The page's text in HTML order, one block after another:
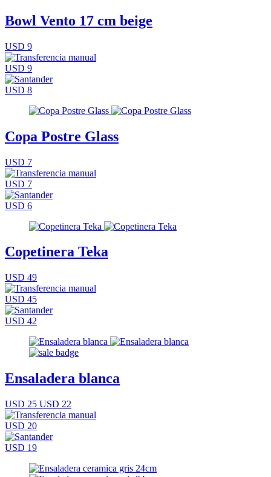
Bowl Vento 17 cm beige
USD 9
USD 9
USD 8
Copa Postre Glass
USD 7
USD 7
USD 6
Copetinera Teka
USD 49
USD 45
USD 42
Ensaladera blanca
USD 25 USD 22
USD 20
USD 19